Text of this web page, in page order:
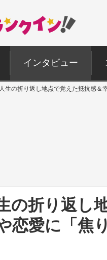
インタビュー
生の折り返し地点で覚えた抵抗感＆
の折り返し
愛に「焦り